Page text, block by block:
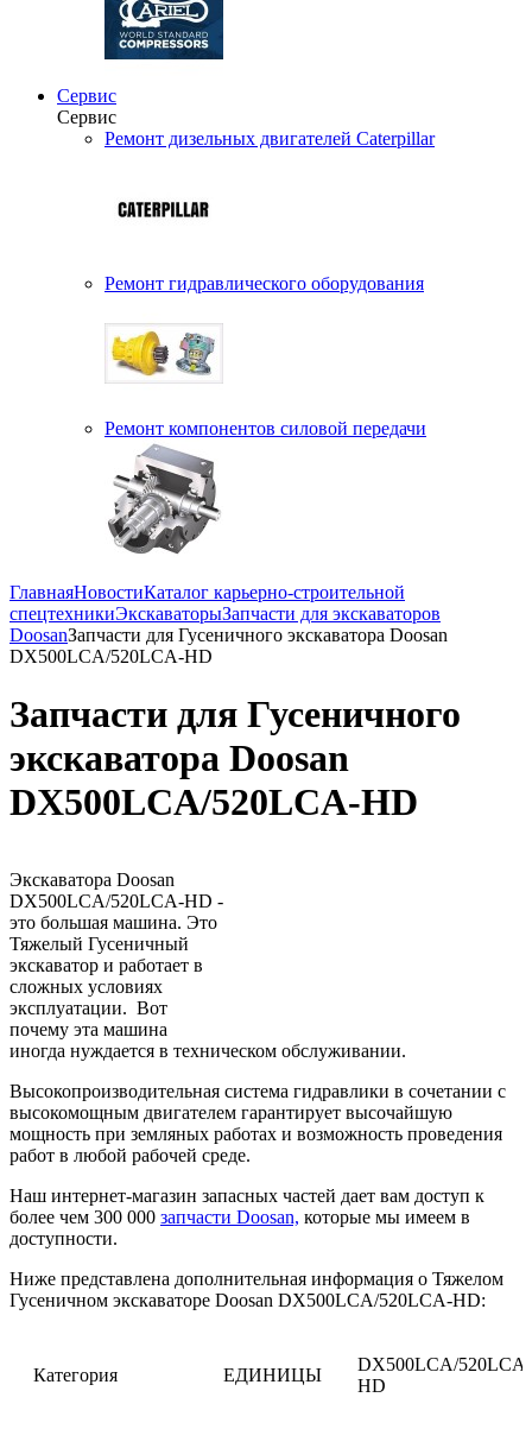
Сервис
Сервис
Ремонт дизельных двигателей Caterpillar
Ремонт гидравлического оборудования
Ремонт компонентов силовой передачи
ГлавнаяНовостиКаталог карьерно-строительной
спецтехникиЭкскаваторыЗапчасти для экскаваторов
DoosanЗапчасти для Гусеничного экскаватора Doosan
DX500LCA/520LCA-HD
Запчасти для Гусеничного
экскаватора Doosan
DX500LCA/520LCA-HD
Экскаватора Doosan
DX500LCA/520LCA-HD -
это большая машина. Это
Тяжелый Гусеничный
экскаватор и работает в
сложных условиях
эксплуатации. Вот
почему эта машина
иногда нуждается в техническом обслуживании.
Высокопроизводительная система гидравлики в сочетании с
высокомощным двигателем гарантирует высочайшую
мощность при земляных работах и возможность проведения
работ в любой рабочей среде.
Наш интернет-магазин запасных частей дает вам доступ к
более чем 300 000 запчасти Doosan, которые мы имеем в
доступности.
Ниже представлена дополнительная информация о Тяжелом
Гусеничном экскаваторе Doosan DX500LCA/520LCA-HD:
Категория ЕДИНИЦЫ
DX500LCA/520LCA-
HD